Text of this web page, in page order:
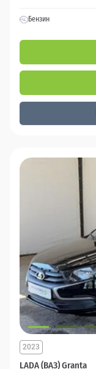
Бензин
LADA (ВАЗ) Granta
2023